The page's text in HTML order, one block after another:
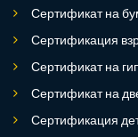
Сертификат на
Сертификация
Сертификат на
Сертификат на
Сертификация